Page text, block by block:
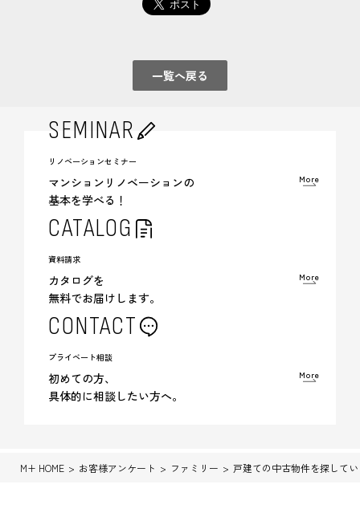
一覧へ戻る
SEMINAR
リノベーションセミナー
マンションリノベーションの
基本を学べる！
More
CATALOG
資料請求
カタログを
無料でお届けします。
More
CONTACT
プライベート相談
初めての方、
具体的に相談したい方へ。
More
M+ HOME お客様アンケート ファミリー 戸建ての中古物件を探して